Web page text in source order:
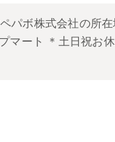
パボ株式会社の所在
マート ＊土日祝お